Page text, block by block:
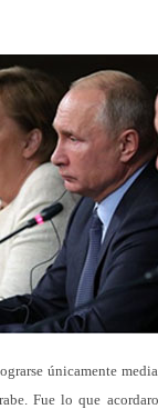
únicamente
Fue lo que